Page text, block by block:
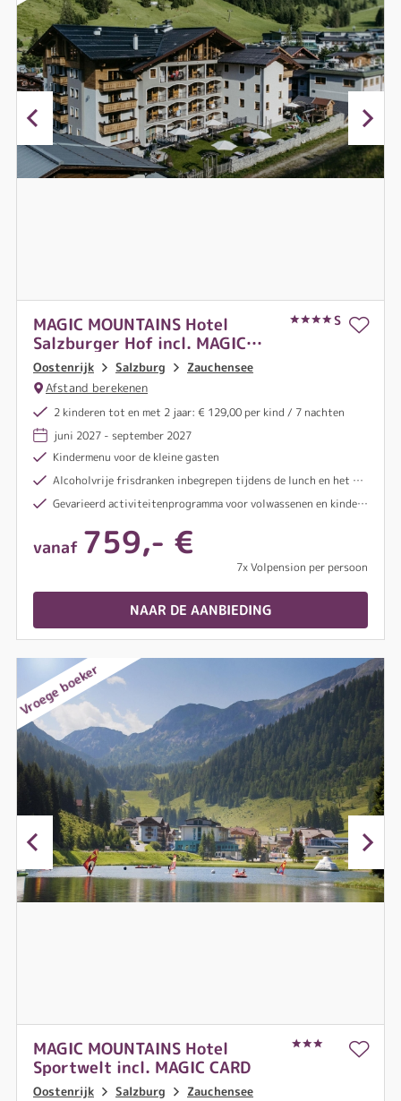
MAGIC MOUNTAINS Hotel
Salzburger Hof incl. MAGIC
CARD
S
Oostenrijk Salzburg
Zauchensee
Afstand berekenen
2 kinderen tot en met 2 jaar: € 129,00 per kind / 7 nachten
juni 2027 - september 2027
Kindermenu voor de kleine gasten
Alcoholvrije frisdranken inbegrepen tijdens de lunch en het diner
Gevarieerd activiteitenprogramma voor volwassenen en kinderen
vanaf 759,- €
7x Volpension per persoon
NAAR DE AANBIEDING
Vroege boeker
MAGIC MOUNTAINS Hotel
Sportwelt incl. MAGIC CARD
Oostenrijk Salzburg
Zauchensee